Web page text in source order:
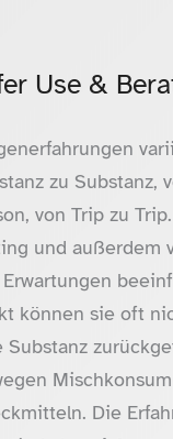
Use &
zu Substanz,
von Trip zu
und außerdem
können sie oft
Substanz
Die